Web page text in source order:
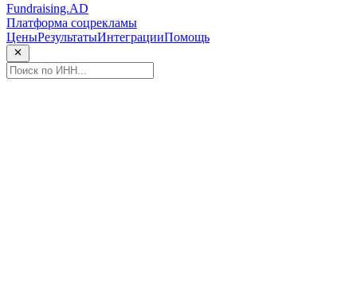
Fundraising.AD
Платформа соцрекламы
ЦеныРезультатыИнтеграцииПомощь